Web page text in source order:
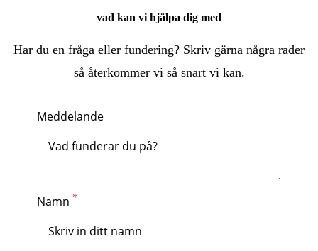
vad kan vi hjälpa dig med
Har du en fråga eller fundering? Skriv gärna några rader
så återkommer vi så snart vi kan.
Meddelande
Namn